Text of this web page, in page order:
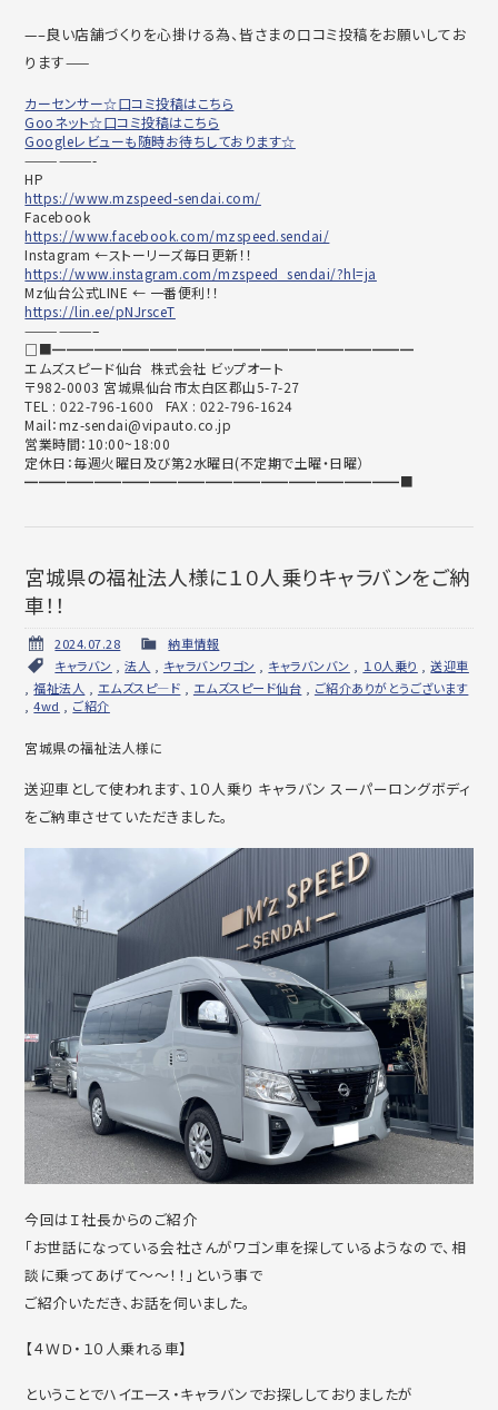
—–良い店舗づくりを心掛ける為、皆さまの口コミ投稿をお願いしてお
ります——
カーセンサー☆口コミ投稿はこちら
Gooネット☆口コミ投稿はこちら
Googleレビューも随時お待ちしております☆
——————-
HP
https://www.mzspeed-sendai.com/
Facebook
https://www.facebook.com/mzspeed.sendai/
Instagram ←ストーリーズ毎日更新！！
https://www.instagram.com/mzspeed_sendai/?hl=ja
Mz仙台公式LINE ← 一番便利！！
https://lin.ee/pNJrsceT
——————–
□■━━━━━━━━━━━━━━━━━━━━━━━━━━
エムズスピード仙台 株式会社 ビップオート
〒982-0003 宮城県仙台市太白区郡山5-7-27
TEL : 022-796-1600 FAX : 022-796-1624
Mail：mz-sendai@vipauto.co.jp
営業時間：10:00~18:00
定休日：毎週火曜日及び第2水曜日(不定期で土曜・日曜）
━━━━━━━━━━━━━━━━━━━━━━━━━━━■
宮城県の福祉法人様に１０人乗りキャラバンをご納
車！！
2024.07.28
納車情報
キャラバン ,法人 キャラバンワゴン キャラバンバン １０人乗り ,送迎車
,福祉法人 エムズスピ―ド エムズスピード仙台
ご紹介ありがとうございます
,4wd ご紹介
宮城県の福祉法人様に
送迎車として使われます、１０人乗り キャラバン スーパーロングボディ
をご納車させていただきました。
今回はＩ社長からのご紹介
「お世話になっている会社さんがワゴン車を探しているようなので、相
談に乗ってあげて～～！！」という事で
ご紹介いただき、お話を伺いました。
【４ＷＤ・１０人乗れる車】
ということでハイエース・キャラバンでお探ししておりましたが